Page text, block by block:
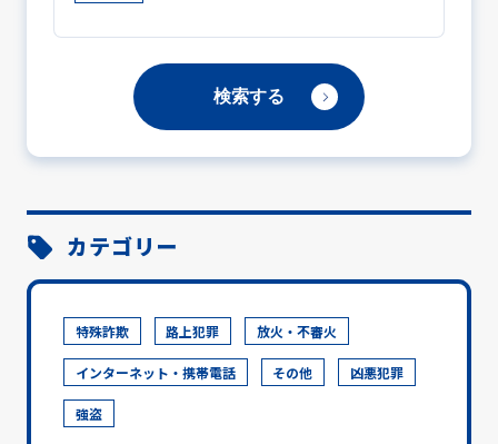
カテゴリー
特殊詐欺 路上犯罪 放火・不審火
インターネット・携帯電話 その他 凶悪犯罪
強盗